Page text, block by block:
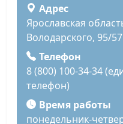
Адрес
Ярославская
Володарского, 95/57
Телефон
8 (800) 100-34-34
телефон)
Время работы
понедельник-